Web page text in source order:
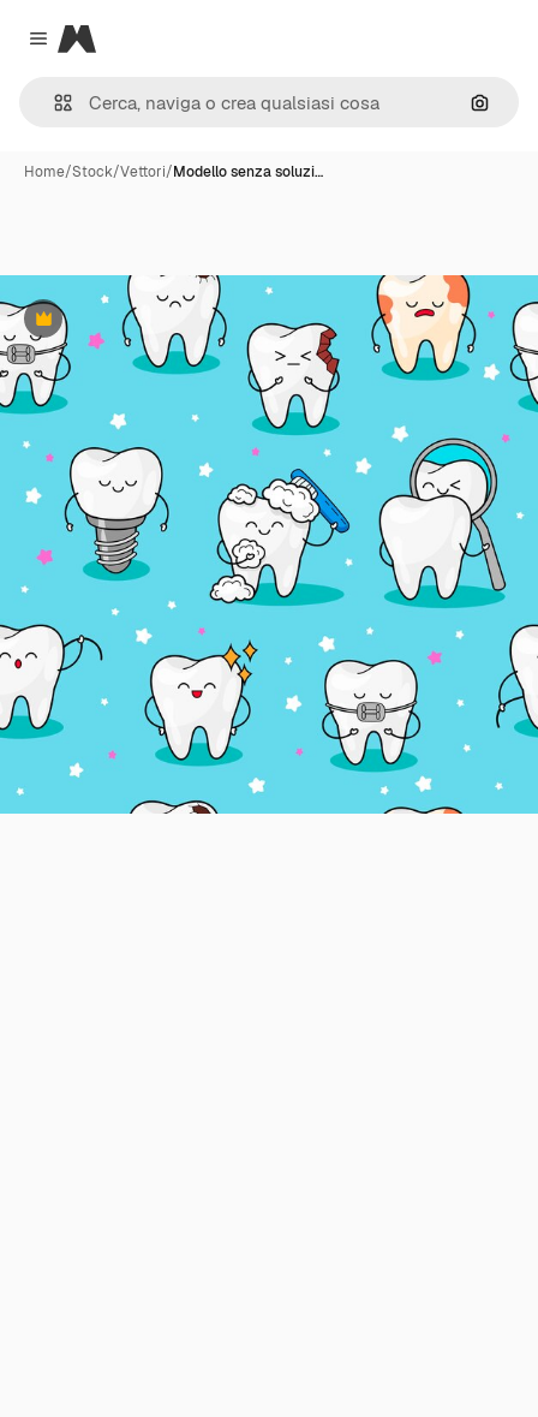
Close menu
Magnific
Cerca
Home/Stock/Vettori/Modello senza soluzi…
Premium